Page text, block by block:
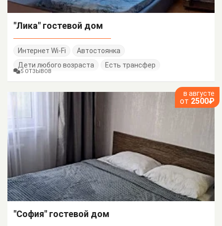
"Лика" гостевой дом
Интернет Wi-Fi
Автостоянка
Дети любого возраста
Есть трансфер
5 ОТЗЫВОВ
в августе
от 2500₽
"София" гостевой дом